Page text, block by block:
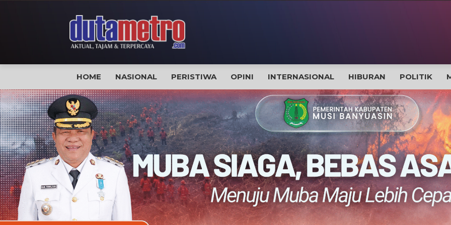
HOME NASIONAL PERISTIWA OPINI INTERNASIONAL HIBURAN POLITIK